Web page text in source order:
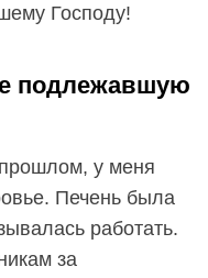
Господу!
подлежавшую
у меня
Печень была
работать.
за